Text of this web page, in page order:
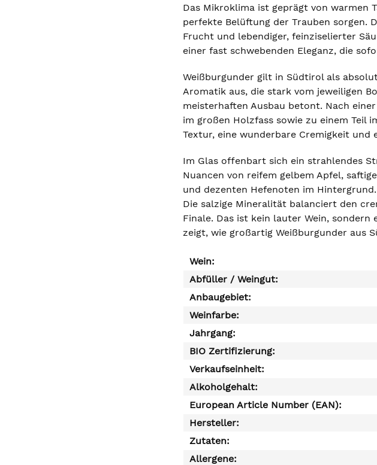
Das Mikroklima ist geprägt von warmen
perfekte Belüftung der Trauben sorgen.
Frucht und lebendiger, feinziselierter
einer fast schwebenden Eleganz, die
Weißburgunder gilt in Südtirol als
Aromatik aus, die stark vom jeweiligen
meisterhaften Ausbau betont. Nach
im großen Holzfass sowie zu einem Teil
Textur, eine wunderbare Cremigkeit
Im Glas offenbart sich ein strahlendes
Nuancen von reifem gelbem Apfel,
und dezenten Hefenoten im
Die salzige Mineralität balanciert den
Finale. Das ist kein lauter Wein,
zeigt, wie großartig Weißburgunder aus
Wein:
Abfüller / Weingut:
Anbaugebiet:
Weinfarbe:
Jahrgang:
BIO Zertifizierung:
Verkaufseinheit:
Alkoholgehalt:
European Article Number (EAN):
Hersteller:
Zutaten:
Allergene: